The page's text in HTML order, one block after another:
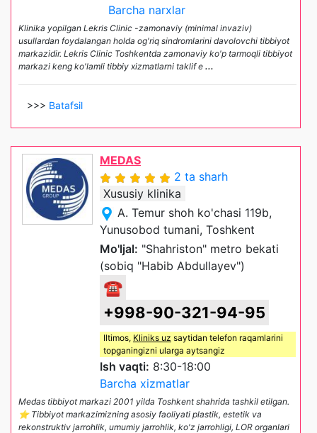
Barcha narxlar
Klinika yopilgan Lekris Clinic -zamonaviy (minimal invaziv)
usullardan foydalangan holda og'riq sindromlarini davolovchi tibbiyot
markazidir. Lekris Clinic Toshkentda zamonaviy ko'p tarmoqli tibbiyot
markazi keng ko'lamli tibbiy xizmatlarni taklif e ...
>>> Batafsil
MEDAS
2 ta sharh
Xususiy klinika
A. Temur shoh ko'chasi 119b,
Yunusobod tumani, Toshkent
Mo'ljal: "Shahriston" metro bekati
(sobiq "Habib Abdullayev")
☎
+998-90-321-94-95
Iltimos, Kliniks uz saytidan telefon raqamlarini
topganingizni ularga aytsangiz
Ish vaqti: 8:30-18:00
Barcha xizmatlar
Medas tibbiyot markazi 2001 yilda Toshkent shahrida tashkil etilgan.
⭐️ Tibbiyot markazimizning asosiy faoliyati plastik, estetik va
rekonstruktiv jarrohlik, umumiy jarrohlik, ko'z jarrohligi, LOR organlari